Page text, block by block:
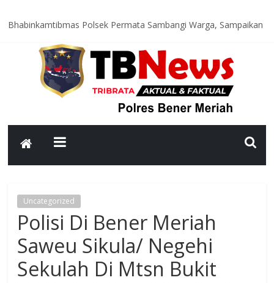
Bhabinkamtibmas Polsek Permata Sambangi Warga, Sampaikan
Polres Bener Meriah Tingkatkan Patroli Malam, Pastikan
Kamtibmas Tetap Kondusif
Cegah Balap Liar dan Kecelakaan, Satlantas Polres Bener Meriah
Intensifkan Patroli Malam
Bujang Beru Gayo 2026 Resmi Dinobatkan, Generasi Muda Jadi
Tetap Kondusif
Uncategorized
Polisi Di Bener Meriah
Saweu Sikula/ Negehi
Sekulah Di Mtsn Bukit